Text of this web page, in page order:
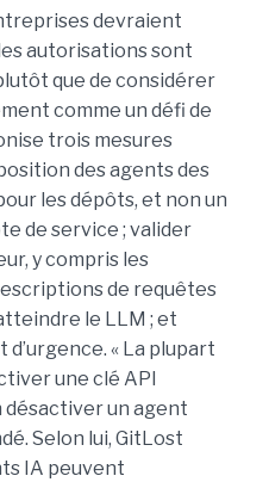
devraient
autorisations sont
que de considérer
comme un défi de
trois mesures
des agents des
les dépôts, et non un
de service ; valider
y compris les
de requêtes
le LLM ; et
« La plupart
une clé API
désactiver un agent
Selon lui, GitLost
IA peuvent